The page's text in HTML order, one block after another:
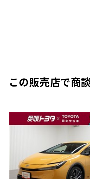
この販売店で商